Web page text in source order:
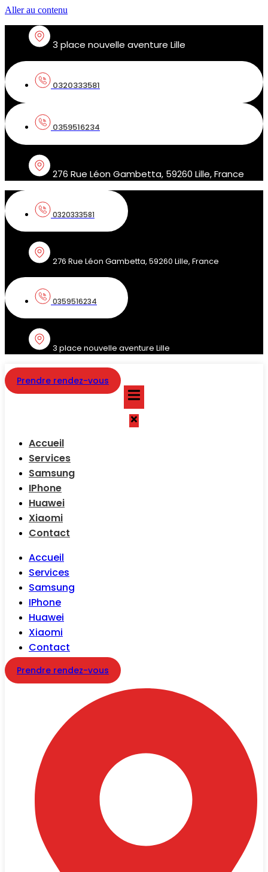
Aller au contenu
3 place nouvelle aventure Lille
0320333581
0359516234
276 Rue Léon Gambetta, 59260 Lille, France
0320333581
276 Rue Léon Gambetta, 59260 Lille, France
0359516234
3 place nouvelle aventure Lille
Prendre rendez-vous
Accueil
Services
Samsung
IPhone
Huawei
Xiaomi
Contact
Accueil
Services
Samsung
IPhone
Huawei
Xiaomi
Contact
Prendre rendez-vous